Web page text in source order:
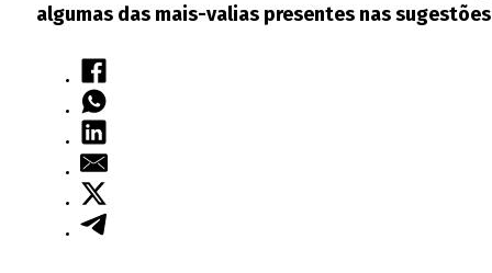
algumas das mais-valias presentes nas